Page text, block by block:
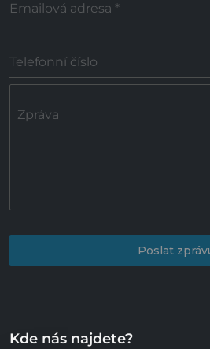
Emailová adresa *
Telefonní číslo
Zpráva
Poslat
Kde nás najdete?